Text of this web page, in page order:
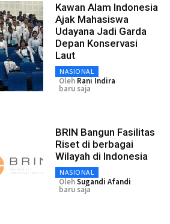
Kawan Alam Indonesia
Ajak Mahasiswa
Udayana Jadi Garda
Depan Konservasi
Laut
NASIONAL
Oleh Rani Indira
baru saja
BRIN Bangun Fasilitas
Riset di berbagai
Wilayah di Indonesia
NASIONAL
OlehSugandi Afandi
baru saja